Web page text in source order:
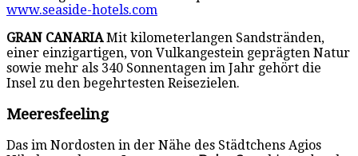
www.seaside-hotels.com
GRAN CANARIAMit kilometerlangen Sandstränden,
einer einzigartigen, von Vulkangestein geprägten Natur
sowie mehr als 340 Sonnentagen im Jahr gehört die
Insel zu den begehrtesten Reisezielen.
Meeresfeeling
Das im Nordosten in der Nähe des Städtchens Agios